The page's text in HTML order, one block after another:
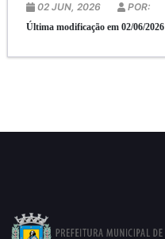
02 JUN, 2026 POR:
Última modificação em 02/06/2026